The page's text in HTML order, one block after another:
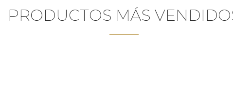
PRODUCTOS MÁS